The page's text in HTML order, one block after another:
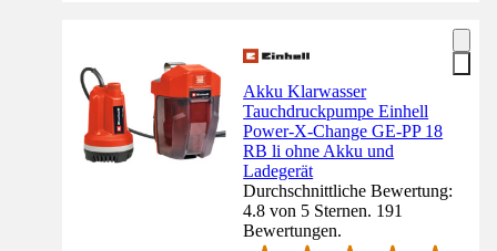
Akku Klarwasser
Tauchdruckpumpe Einhell
Power-X-Change GE-PP 18
RB li ohne Akku und
Ladegerät
Durchschnittliche Bewertung:
4.8 von 5 Sternen. 191
Bewertungen.